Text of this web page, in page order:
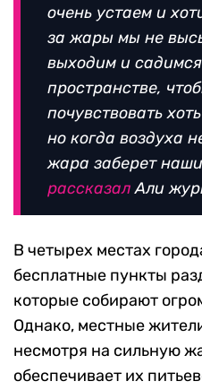
очень устаем и
за жары мы не
выходим и
пространстве,
почувствовать
но когда воздуха
жара заберет
рассказалАли
В четырех местах
бесплатные пункты
которые собирают
Однако, местные
несмотря на сильную
обеспечивает их